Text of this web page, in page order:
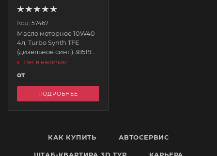
Код: 57467
Масло моторное 10W40
4л, Turbo Synth TFE
(дизельное синт.) 38519
AIMOL
Нет в наличии
от
ПОДРОБНЕЕ
КАК КУПИТЬ АВТОСЕРВИС